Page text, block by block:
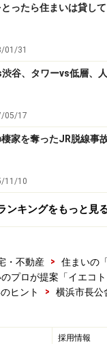
ったら住まいは貸し
01/31
谷、タワーvs低層、
05/17
家を奪ったJR脱線事
11/10
ンキングをもっと見
・不動産 > 住まいの
プロが提案「イエコト
ヒント
> 横浜市長公
採用情報